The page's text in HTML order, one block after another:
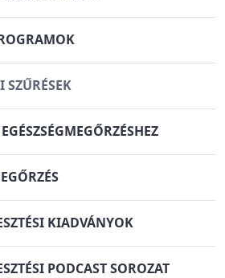
SZŰRÉSEK
KIADVÁNYOK
PODCAST SOROZAT